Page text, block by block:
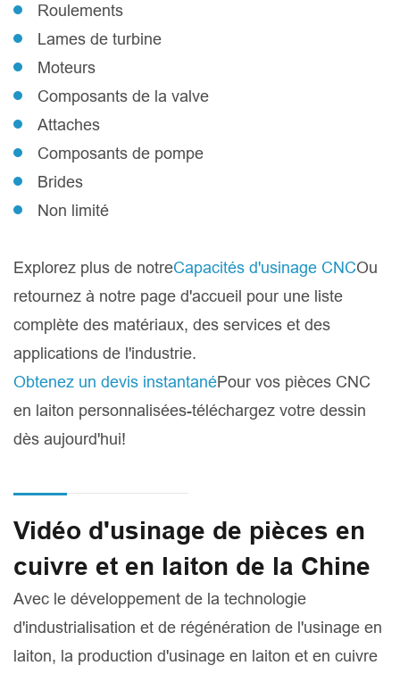
Roulements
Lames de turbine
Moteurs
Composants de la valve
Attaches
Composants de pompe
Brides
Non limité
Explorez plus de notreCapacités d'usinage CNCOu
retournez à notre page d'accueil pour une liste
complète des matériaux, des services et des
applications de l'industrie.
Obtenez un devis instantanéPour vos pièces CNC
en laiton personnalisées-téléchargez votre dessin
dès aujourd'hui!
Vidéo d'usinage de pièces en
cuivre et en laiton de la Chine
Avec le développement de la technologie
d'industrialisation et de régénération de l'usinage en
laiton, la production d'usinage en laiton et en cuivre